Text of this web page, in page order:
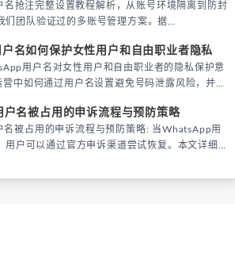
抢注完整设置教程解析，从账号环境隔离到防封
们团队验证过的多账号管理方案。据
率。
名如何保护女性用户和自由职业者隐私
用户名对女性用户和自由职业者的隐私保护意
中如何通过用户名设置避免号码泄露风险，并提
沟通的首要考量。
名被占用的申诉流程与预防策略
被占用的申诉流程与预防策略: 当WhatsApp用
用户可以通过官方申诉渠道尝试恢复。本文详细解